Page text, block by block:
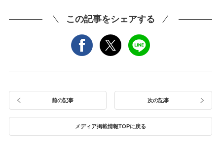
この記事をシェアする
前の記事
メディア掲載情報TOPに戻る
次の記事